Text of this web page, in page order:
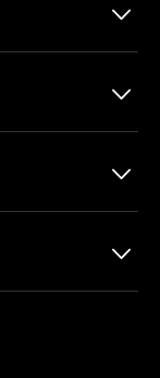
􀆈
􀆈
􀆈
􀆈